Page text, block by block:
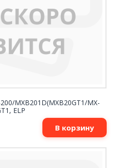
MXB201D(MXB20GT1/MX-
ELP
В корзину